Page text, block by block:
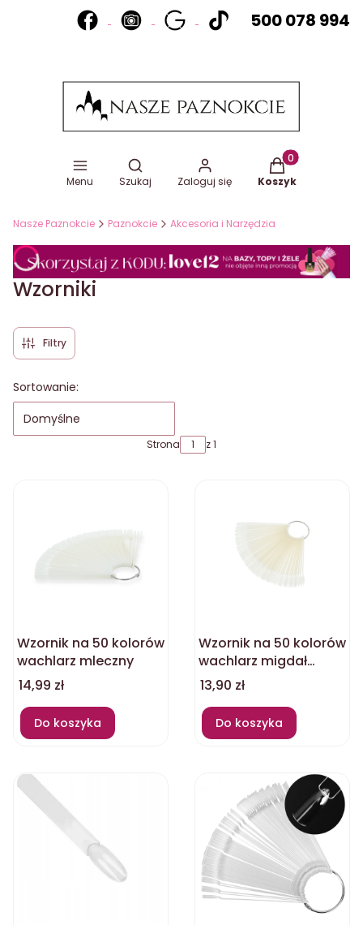
500 078 994
Menu
Otwórz wyszukiwarkę
Szukaj Zaloguj się
Produkty w
Koszyk
Nasze Paznokcie Paznokcie Akcesoria i Narzędzia
Wzorniki
Filtry
Lista produktów
Sortowanie:
Domyślne
Strona z 1
Wzornik na 50 kolorów
wachlarz mleczny
Cena
14,99 zł
Do koszyka
Wzornik na 50 kolorów
wachlarz migdał
mleczny
Cena
13,90 zł
Do koszyka